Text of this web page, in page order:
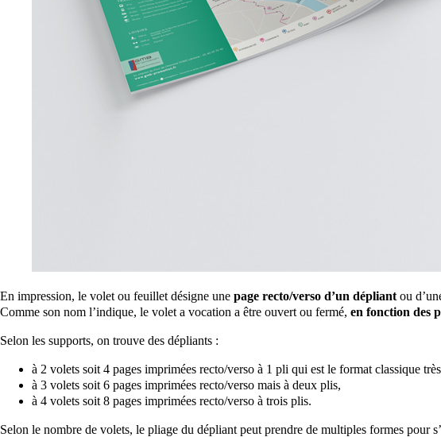
En impression, le volet ou feuillet désigne une page recto/verso d’un dépliant ou
Comme son nom l’indique, le volet a vocation a être ouvert ou fermé, en fonction des
Selon les supports, on trouve des dépliants :
à 2 volets soit 4 pages imprimées recto/verso à 1 pli qui est le format classique
à 3 volets soit 6 pages imprimées recto/verso mais à deux plis,
à 4 volets soit 8 pages imprimées recto/verso à trois plis.
Selon le nombre de volets, le pliage du dépliant peut prendre de multiples formes